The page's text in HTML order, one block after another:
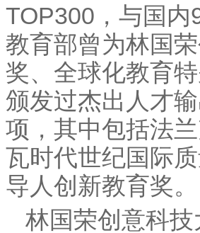
TOP300，与国
教育部曾为林国
奖、全球化教育
颁发过杰出人才
项，其中包括法
瓦时代世纪国际
导人创新教育奖。
林国荣创意科